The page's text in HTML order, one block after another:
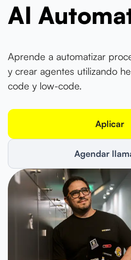
AI
Aprende a automatizar
y crear agentes utilizando
code y low-code.
Aplicar
Agendar